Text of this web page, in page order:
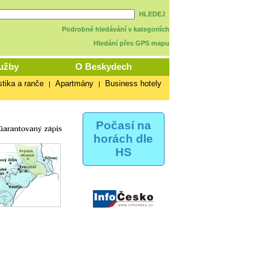
HLEDEJ
Podrobné hledávání v kategoriích
Hledání přes GPS mapu
O Beskydech
a ranče | Apartmány | Business hotely
Počasí na
horách dle
HS